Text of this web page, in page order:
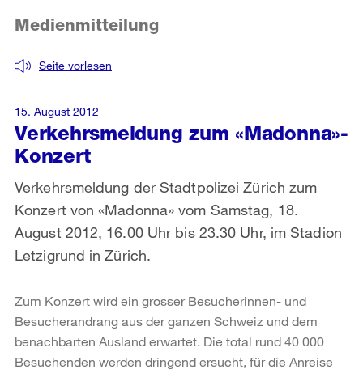
Verkehrsmeldung zum «Madonna»-
Konzert
Seite vorlesen
Medienmitteilung
Verkehrsmeldung der Stadtpolizei Zürich zum
Konzert von «Madonna» vom Samstag, 18.
August 2012, 16.00 Uhr bis 23.30 Uhr, im Stadion
Letzigrund in Zürich.
15. August 2012
Zum Konzert wird ein grosser Besucherinnen- und
Besucherandrang aus der ganzen Schweiz und dem
benachbarten Ausland erwartet. Die total rund 40 000
Besuchenden werden dringend ersucht, für die Anreise